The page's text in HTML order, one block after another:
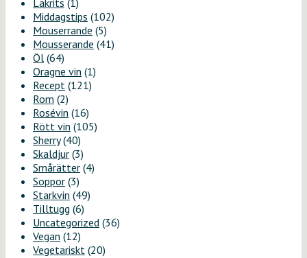
Lakrits (1)
Middagstips (102)
Mouserrande (5)
Mousserande (41)
Öl (64)
Oragne vin (1)
Recept (121)
Rom (2)
Rosévin (16)
Rött vin (105)
Sherry(40)
Skaldjur (3)
Smårätter (4)
Soppor (3)
Starkvin (49)
Tilltugg (6)
Uncategorized (36)
Vegan (12)
Vegetariskt (20)